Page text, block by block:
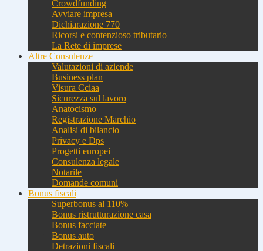
Crowdfunding
Avviare impresa
Dichiarazione 770
Ricorsi e contenzioso tributario
La Rete di imprese
Altre Consulenze
Valutazioni di aziende
Business plan
Visura Cciaa
Sicurezza sul lavoro
Anatocismo
Registrazione Marchio
Analisi di bilancio
Privacy e Dps
Progetti europei
Consulenza legale
Notarile
Domande comuni
Bonus fiscali
Superbonus al 110%
Bonus ristrutturazione casa
Bonus facciate
Bonus auto
Detrazioni fiscali